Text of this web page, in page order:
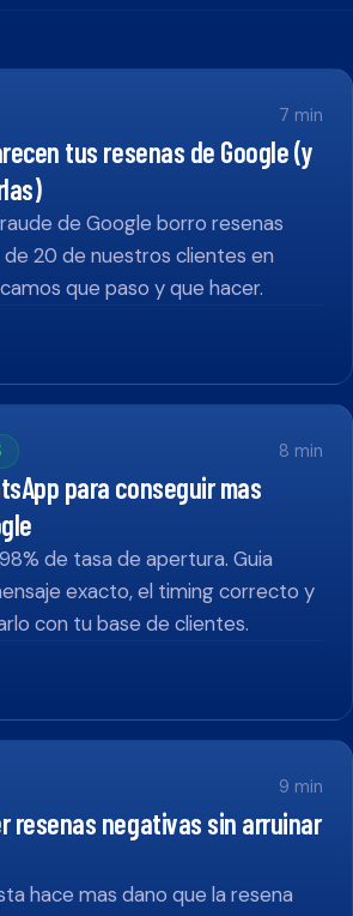
7 min
tus resenas de Google (y
de Google borro resenas
20 de nuestros clientes en
que paso y que hacer.
8 min
para conseguir mas
de tasa de apertura. Guia
exacto, el timing correcto y
con tu base de clientes.
9 min
resenas negativas sin arruinar
hace mas dano que la resena